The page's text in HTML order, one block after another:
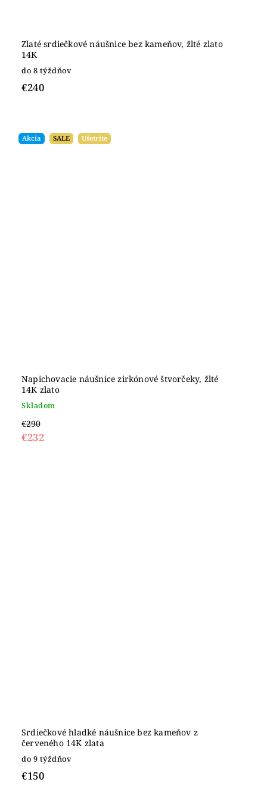
Zlaté srdiečkové náušnice bez kameňov, žlté zlato
14K
do 8 týždňov
€240
Akcia SALE Ušetríte
Napichovacie náušnice zirkónové štvorčeky, žlté
14K zlato
Skladom
€290
€232
Srdiečkové hladké náušnice bez kameňov z
červeného 14K zlata
do 9 týždňov
€150